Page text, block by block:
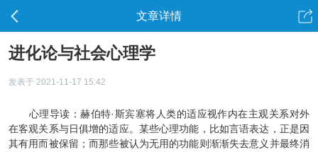
文章详情
进化论与社会心理学
发表于 2021-11-17 15:42
心理导读：赫伯特·斯宾塞将人类的适应视作内在主观关系对外
在客观关系与日俱增的适应。某些心理功能，比如言语表达，正是因
其有用而被保留；而那些被认为无用的功能则渐渐失去意义并最终消